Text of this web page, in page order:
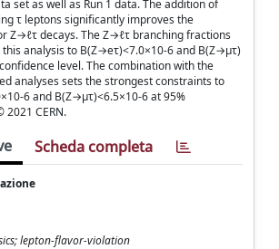
set as well as Run 1 data. The addition of
τ leptons significantly improves the
Z→ℓτ decays. The Z→ℓτ branching fractions
analysis to B(Z→eτ)<7.0×10-6 and B(Z→μτ)
level. The combination with the
analyses sets the strongest constraints to
6 and B(Z→μτ)<6.5×10-6 at 95%
CERN.
Scheda completa
lepton-flavor-violation